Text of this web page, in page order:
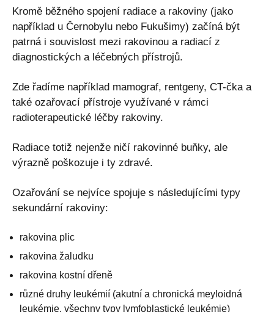
Kromě běžného spojení radiace a rakoviny (jako
například u Černobylu nebo Fukušimy) začíná být
patrná i souvislost mezi rakovinou a radiací z
diagnostických a léčebných přístrojů.
Zde řadíme například mamograf, rentgeny, CT-čka a
také ozařovací přístroje využívané v rámci
radioterapeutické léčby rakoviny.
Radiace totiž nejenže ničí rakovinné buňky, ale
výrazně poškozuje i ty zdravé.
Ozařování se nejvíce spojuje s následujícími typy
sekundární rakoviny:
rakovina plic
rakovina žaludku
rakovina kostní dřeně
různé druhy leukémií (akutní a chronická meyloidná
leukémie, všechny typy lymfoblastické leukémie)